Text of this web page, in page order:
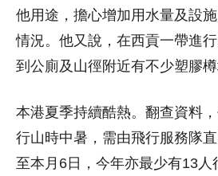
他用途，擔心增加用水量及設
情況。他又說，在西貢一帶進
到公廁及山徑附近有不少塑膠樽
本港夏季持續酷熱。翻查資料
行山時中暑，需由飛行服務隊
至本月6日，今年亦最少有13人